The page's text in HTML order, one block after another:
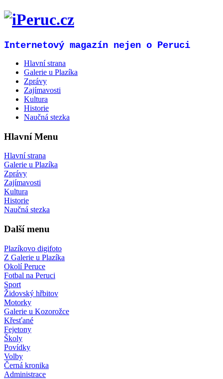
Internetový magazín nejen o Peruci
Hlavní strana
Galerie u Plazíka
Zprávy
Zajímavosti
Kultura
Historie
Naučná stezka
Hlavní Menu
Hlavní strana
Galerie u Plazíka
Zprávy
Zajímavosti
Kultura
Historie
Naučná stezka
Další menu
Plazíkovo digifoto
Z Galerie u Plazíka
Okolí Peruce
Fotbal na Peruci
Sport
Židovský hřbitov
Motorky
Galerie u Kozorožce
Křesťané
Fejetony
Školy
Povídky
Volby
Černá kronika
Administrace